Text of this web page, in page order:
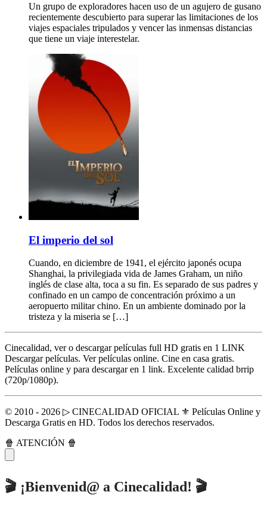
Un grupo de exploradores hacen uso de un agujero de gusano
recientemente descubierto para superar las limitaciones de los
viajes espaciales tripulados y vencer las inmensas distancias
que tiene un viaje interestelar.
El imperio del sol
Cuando, en diciembre de 1941, el ejército japonés ocupa
Shanghai, la privilegiada vida de James Graham, un niño
inglés de clase alta, toca a su fin. Es separado de sus padres y
confinado en un campo de concentración próximo a un
aeropuerto militar chino. En un ambiente dominado por la
tristeza y la miseria se […]
Cinecalidad, ver o descargar películas full HD gratis en 1 LINK
Descargar películas. Ver películas online. Cine en casa gratis.
Películas online y para descargar en 1 link. Excelente calidad brrip
(720p/1080p).
© 2010 - 2026 ▷ CINECALIDAD OFICIAL ⚜️ Películas Online y
Descarga Gratis en HD. Todos los derechos reservados.
🍿 ATENCIÓN 🍿
🎬 ¡Bienvenid@ a Cinecalidad! 🎬